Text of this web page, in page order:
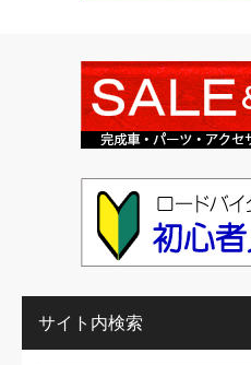
サイト内検索